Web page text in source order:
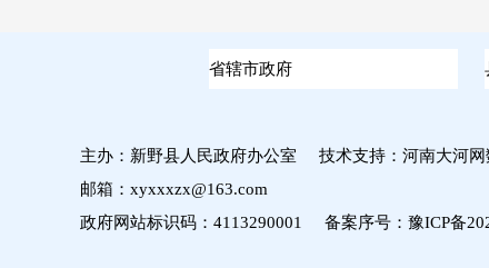
主办：新野县人民政府办公室 技术支持：河南大河网
邮箱：xyxxxzx@163.com
政府网站标识码：4113290001 备案序号： 豫ICP备